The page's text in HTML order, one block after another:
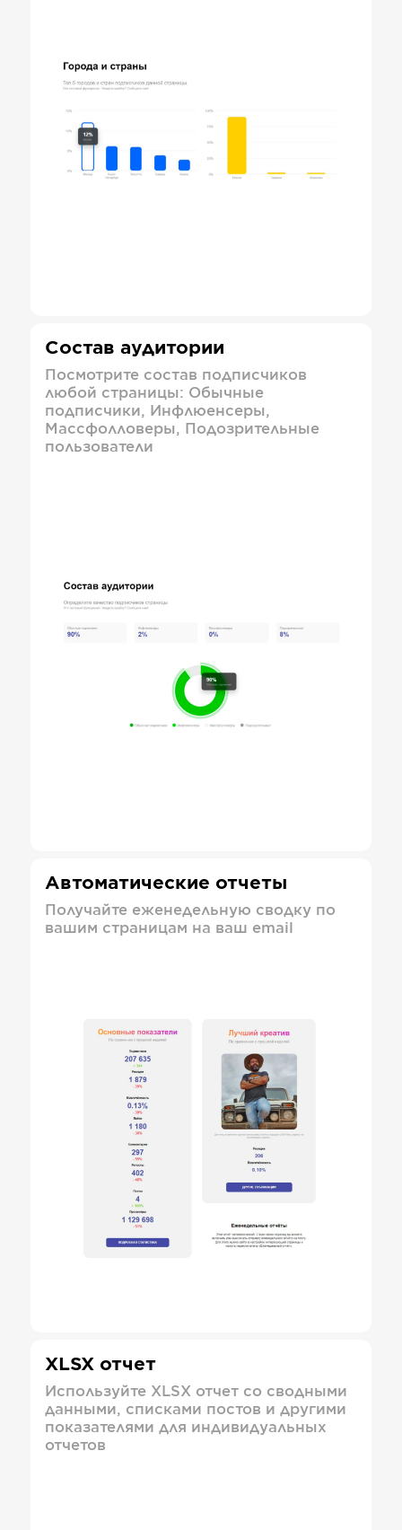
Состав аудитории
Посмотрите состав подписчиков
любой страницы: Обычные
подписчики, Инфлюенсеры,
Массфолловеры, Подозрительные
пользователи
Автоматические отчеты
Получайте еженедельную сводку по
вашим страницам на ваш email
XLSX отчет
Используйте XLSX отчет со сводными
данными, списками постов и другими
показателями для индивидуальных
отчетов